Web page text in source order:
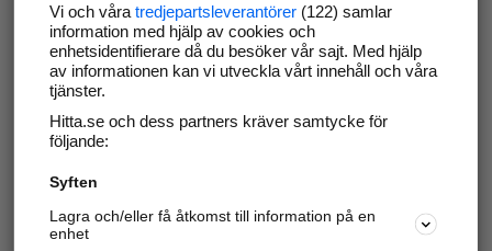
kunder i ditt närområde. Helt kostnadsfritt.
Uppdatera din företagsinformation
Svara på och hantera dina omdömen
Vi och våra tredjepartsleverantörer(122) samlar
information med hjälp av cookies och
enhetsidentifierare då du besöker vår sajt. Med hjälp
av informationen kan vi utveckla vårt innehåll och våra
tjänster.
Hitta.se och dess partners kräver samtycke för
följande:
Syften
Lagra och/eller få åtkomst till information på en
enhet